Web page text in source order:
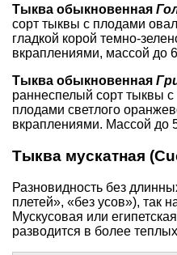
Тыква обыкновенная
сорт тыквы с плодами
гладкой корой темно-
вкраплениями, массой до 6
Тыква обыкновенная
раннеспелый сорт тыквы
плодами светлого
вкраплениями. Массой до 5
Тыква мускатная
Разновидность без
плетей», «без усов»), так
Мускусовая или
разводится в более